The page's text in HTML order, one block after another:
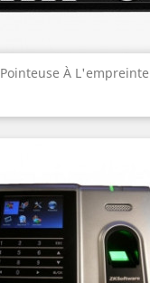
Pointeuse À L'empreinte...